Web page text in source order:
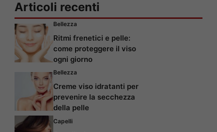
Articoli recenti
Bellezza
Ritmi frenetici e pelle:
come proteggere il viso
ogni giorno
Bellezza
Creme viso idratanti per
prevenire la secchezza
della pelle
Capelli